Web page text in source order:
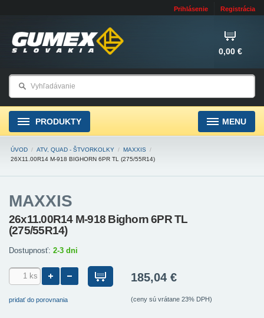
Prihlásenie Registrácia
0,00 €
PRODUKTY MENU
ÚVOD / ATV, QUAD - ŠTVORKOLKY / MAXXIS /
26X11.00R14 M-918 BIGHORN 6PR TL (275/55R14)
MAXXIS
26x11.00R14 M-918 Bighorn 6PR TL
(275/55R14)
Dostupnosť: 2-3 dni
pridať do porovnania
185,04 €
(ceny sú vrátane 23% DPH)